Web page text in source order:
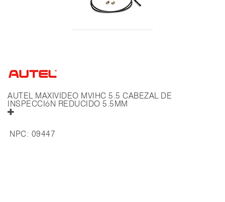
AUTEL MAXIVIDEO MVIHC 5.5 CABEZAL DE
INSPECCIóN REDUCIDO 5.5MM
NPC: 09447